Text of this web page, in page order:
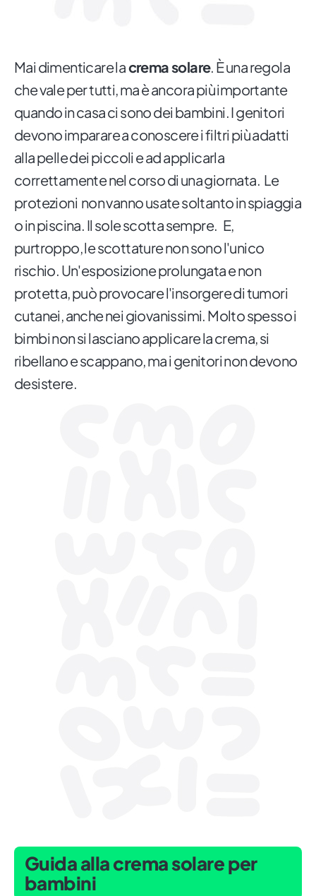
Mai dimenticare lacrema solare. È una regola
che vale per tutti, ma è ancora più importante
quando in casa ci sono dei bambini. I genitori
devono imparare a conoscere i filtri più adatti
alla pelle dei piccoli e ad applicarla
correttamente nel corso di una giornata. Le
protezioni non vanno usate soltanto in spiaggia
o in piscina. Il sole scotta sempre. E,
purtroppo, le scottature non sono l'unico
rischio. Un'esposizione prolungata e non
protetta, può provocare l'insorgere di tumori
cutanei, anche nei giovanissimi. Molto spesso i
bimbi non si lasciano applicare la crema, si
ribellano e scappano, ma i genitori non devono
desistere.
Guida alla crema solare per
bambini